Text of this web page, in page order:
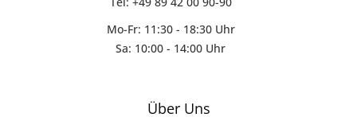
Mo-Fr: 11:30 - 18:30 Uhr
Sa: 10:00 - 14:00 Uhr
Über Uns